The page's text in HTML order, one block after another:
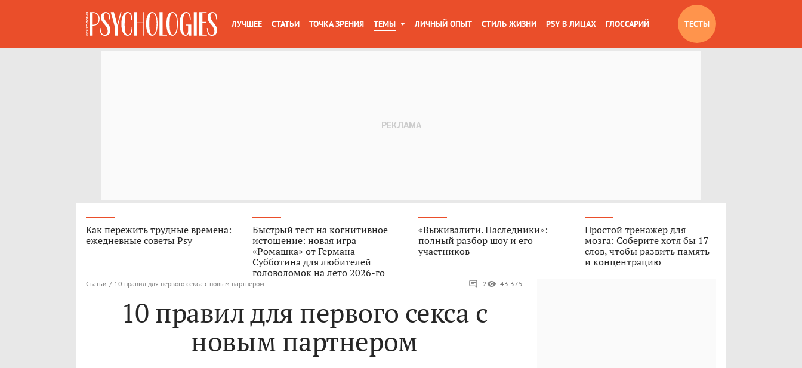
ЛУЧШЕЕ СТАТЬИ ТОЧКА ЗРЕНИЯ ТЕМЫ ЛИЧНЫЙ ОПЫТ СТИЛЬ ЖИЗНИ PSY В ЛИЦАХ ГЛОССАРИЙ ТЕСТЫ
Как пережить трудные времена:
ежедневные советы Psy
Быстрый тест на когнитивное
истощение: новая игра
«Ромашка» от Германа
Субботина для любителей
головоломок на лето 2026-го
«Выживалити. Наследники»:
полный разбор шоу и его
участников
Простой тренажер для
мозга: Соберите хотя бы 17
слов, чтобы развить память
и концентрацию
Статьи / 10 правил для первого секса с новым партнером 2 43 375
10 правил для первого секса с
новым партнером